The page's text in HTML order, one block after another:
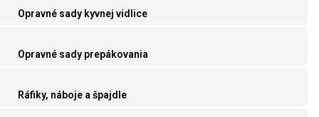
Opravné sady kyvnej vidlice
Opravné sady prepákovania
Ráfiky, náboje a špajdle